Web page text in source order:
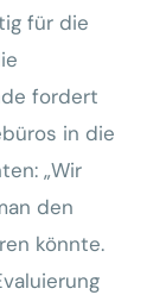
für die
fordert
in die
„Wir
den
könnte.